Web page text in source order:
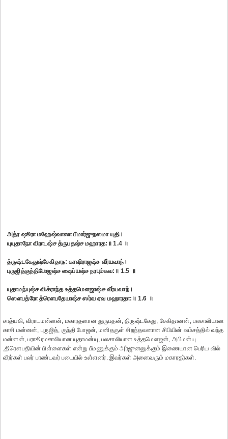
அத்ர ஷூரா மஹேஷ்வாஸா பீமார்ஜுநஸமா யுதி।
யுயுதாநோ விராடஷ்ச த்ருபதஷ்ச மஹாரத:॥ 1.4 ॥
த்ருஷ்டகேதுஷ்சேகிதாந: காஷிராஜஷ்ச வீர்யவாந்।
புருஜித்குந்திபோஜஷ்ச ஷைப்யஷ்ச நரபும்கவ:॥ 1.5 ॥
யுதாமந்யுஷ்ச விக்ராந்த உத்தமௌஜாஷ்ச வீர்யவாந்।
ஸௌபத்ரோ த்ரௌபதேயாஷ்ச ஸர்வ ஏவ மஹாரதா:॥ 1.6 ॥
சாத்யகி, விராடமன்னன், மகாரதனான துருபதன், திருஷ்டகேது, சேகிதானன், பலசாலியான
காசி மன்னன், புருஜித், குந்தி போஜன், மனிதருள் சிறந்தவனான சிபியின் வம்சத்தில் வந்த
மன்னன், பராகிரமசாலியான யுதாமன்யு, பலசாலியான உத்தமௌஜன், அபிமன்யு
,திரௌபதியின் பிள்ளைகள் என்று பீமணுக்கும் அர்ஜுனனுக்கும் இணையான பெரிய வில்
வீரர்கள் பலர் பாண்டவர் படையில் உள்ளனர். இவர்கள் அனைவரும் மகாரதர்கள்.